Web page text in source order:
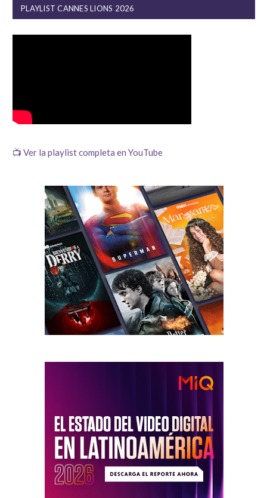
PLAYLIST CANNES LIONS 2026
📺 Ver la playlist completa en YouTube